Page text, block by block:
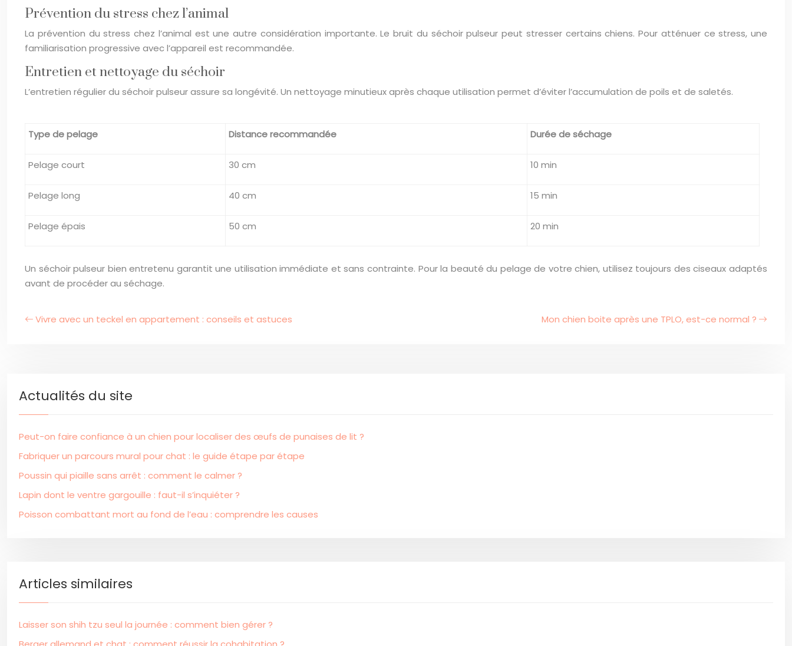
Prévention du stress chez l’animal
La prévention du stress chez l’animal est une autre considération importante. Le bruit du séchoir pulseur peut stresser certains chiens. Pour atténuer ce stress, une
familiarisation progressive avec l’appareil est recommandée.
Entretien et nettoyage du séchoir
L’entretien régulier du séchoir pulseur assure sa longévité. Un nettoyage minutieux après chaque utilisation permet d’éviter l’accumulation de poils et de saletés.
Type de pelage Distance recommandée Durée de séchage
Pelage court 30 cm 10 min
Pelage long 40 cm 15 min
Pelage épais 50 cm 20 min
Un séchoir pulseur bien entretenu garantit une utilisation immédiate et sans contrainte. Pour la beauté du pelage de votre chien, utilisez toujours des ciseaux adaptés
avant de procéder au séchage.
Vivre avec un teckel en appartement : conseils et astuces Mon chien boite après une TPLO, est-ce normal ?
Actualités du site
Peut-on faire confiance à un chien pour localiser des œufs de punaises de lit ?
Fabriquer un parcours mural pour chat : le guide étape par étape
Poussin qui piaille sans arrêt : comment le calmer ?
Lapin dont le ventre gargouille : faut-il s’inquiéter ?
Poisson combattant mort au fond de l’eau : comprendre les causes
Articles similaires
Laisser son shih tzu seul la journée : comment bien gérer ?